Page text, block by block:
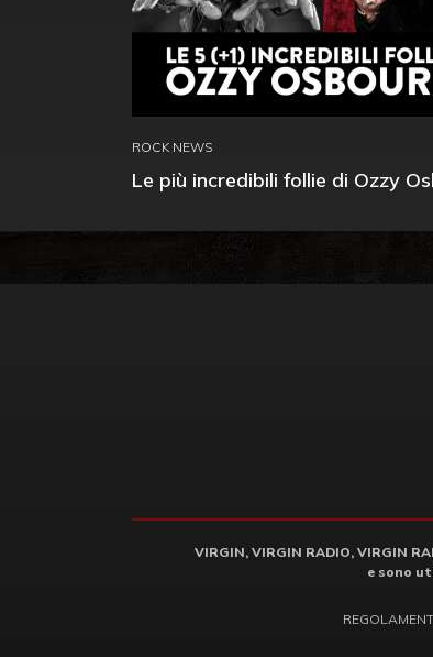
ROCK NEWS
Le più incredibili follie di Ozzy
VIRGIN, VIRGIN RADIO,
e sono